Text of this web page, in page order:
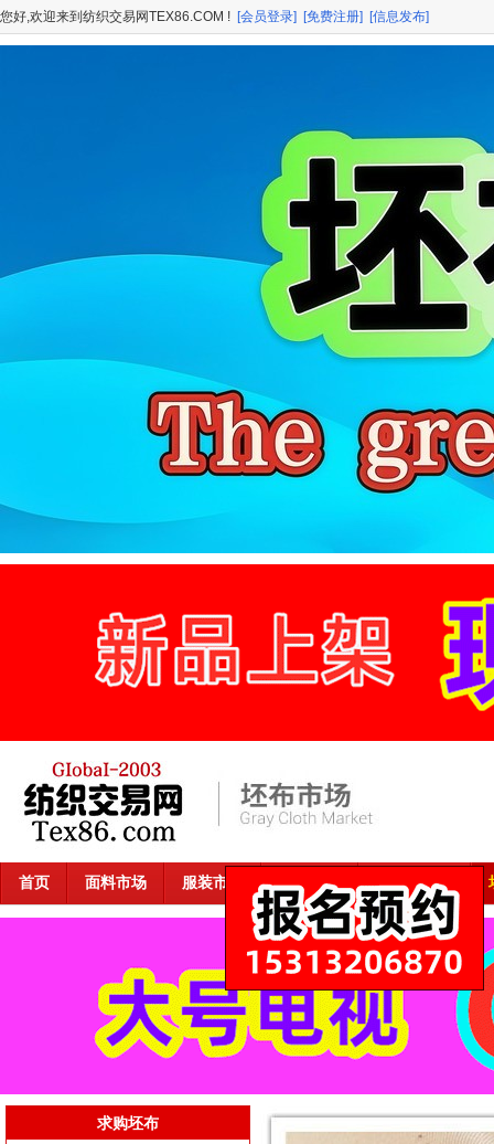
您好,欢迎来到纺织交易网TEX86.COM ! [会员登录] [免费注册] [信息发布]
首页 面料市场 服装市场 家纺市场 窗帘布市场
求购坯布